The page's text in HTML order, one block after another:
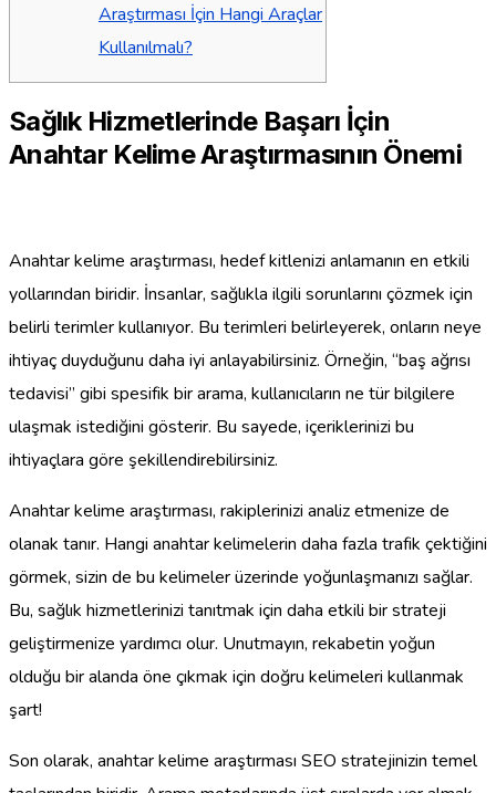
Araştırması İçin Hangi Araçlar
Kullanılmalı?
Sağlık Hizmetlerinde Başarı İçin
Anahtar Kelime Araştırmasının Önemi
Anahtar kelime araştırması, hedef kitlenizi anlamanın en etkili
yollarından biridir. İnsanlar, sağlıkla ilgili sorunlarını çözmek için
belirli terimler kullanıyor. Bu terimleri belirleyerek, onların neye
ihtiyaç duyduğunu daha iyi anlayabilirsiniz. Örneğin, “baş ağrısı
tedavisi” gibi spesifik bir arama, kullanıcıların ne tür bilgilere
ulaşmak istediğini gösterir. Bu sayede, içeriklerinizi bu
ihtiyaçlara göre şekillendirebilirsiniz.
Anahtar kelime araştırması, rakiplerinizi analiz etmenize de
olanak tanır. Hangi anahtar kelimelerin daha fazla trafik çektiğini
görmek, sizin de bu kelimeler üzerinde yoğunlaşmanızı sağlar.
Bu, sağlık hizmetlerinizi tanıtmak için daha etkili bir strateji
geliştirmenize yardımcı olur. Unutmayın, rekabetin yoğun
olduğu bir alanda öne çıkmak için doğru kelimeleri kullanmak
şart!
Son olarak, anahtar kelime araştırması SEO stratejinizin temel